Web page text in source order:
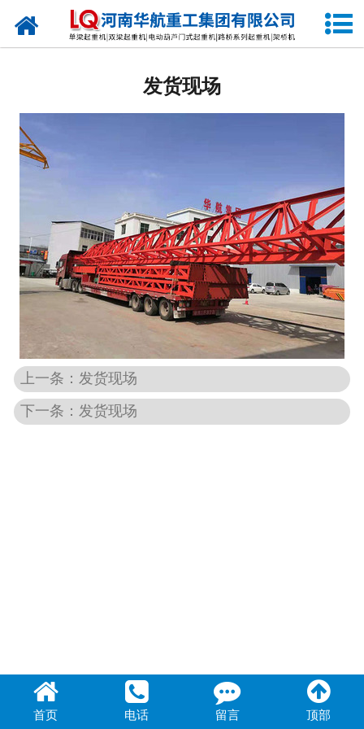
网站首页
生产现场
发货现场
视频中心
资质荣誉
公司业绩
联系我们
发货现场
上一条：发货现场
下一条：发货现场
首页 电话 留言 顶部